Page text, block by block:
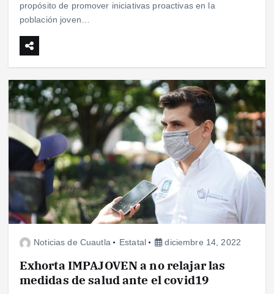
propósito de promover iniciativas proactivas en la
población joven…
Noticias de Cuautla Estatal diciembre 14, 2022
Exhorta IMPAJOVEN a no relajar las
medidas de salud ante el covid19